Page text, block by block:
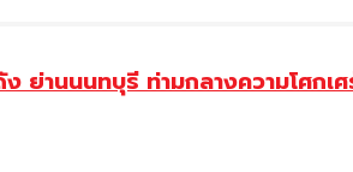
ย่านนนทบุรี ท่ามกลางความโศกเ